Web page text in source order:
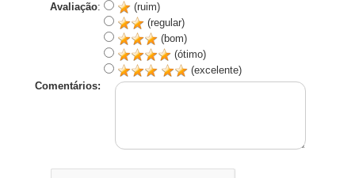
Avaliação:
(ruim)
(regular)
(bom)
(ótimo)
(excelente)
Comentários: